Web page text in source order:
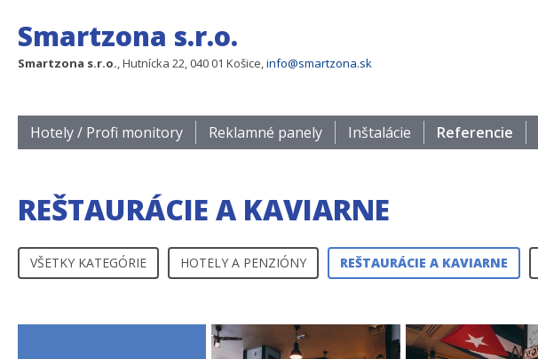
Smartzona s.r.o.
Smartzona s.r.o., Hutnícka 22, 040 01 Košice,info@smartzona.sk
Hotely / Profi monitory Reklamné panely Inštalácie Referencie
REŠTAURÁCIE A KAVIARNE
VŠETKY KATEGÓRIE HOTELY A PENZIÓNY REŠTAURÁCIE A KAVIARNE